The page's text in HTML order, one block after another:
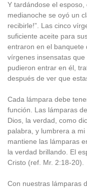
Y tardándose el
medianoche se oyó un
recibirle!”. Las cinco
suficiente aceite para
entraron en el banquete
vírgenes insensatas
pudieron entrar en él,
después de ver que
Cada lámpara debe
función. Las lámparas
Dios, la verdad, como
palabra, y lumbrera a mi
mantiene las lámparas
la verdad brillando. El
Cristo (ref. Mr. 2:18-20).
Con nuestras lámparas